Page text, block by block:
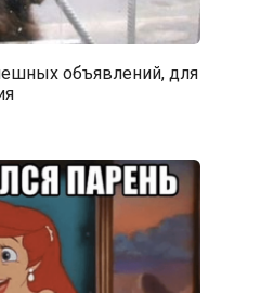
объявлений, для